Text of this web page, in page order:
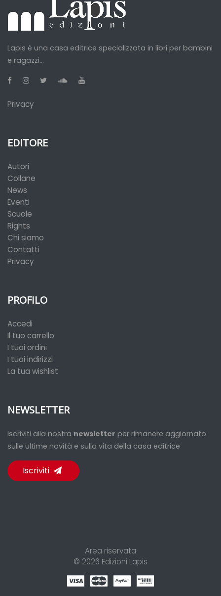
Lapis è una casa editrice specializzata in libri per bambini
e ragazzi...
Privacy
EDITORE
Autori
Collane
News
Eventi
Scuole
Rights
Chi siamo
Contatti
Privacy
PROFILO
Accedi
Il tuo carrello
I tuoi ordini
I tuoi indirizzi
La tua wishlist
NEWSLETTER
Iscriviti alla nostra newsletter per rimanere aggiornato
sulle ultime novità e sulla vita della casa editrice
Iscriviti
Area riservata
© 2026 Edizioni Lapis